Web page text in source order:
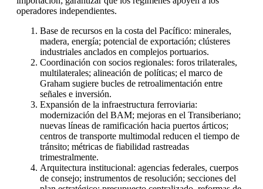
operadores independientes.
Base de recursos en la costa del Pacífico: minerales,
madera, energía; potencial de exportación; clústeres
industriales anclados en complejos portuarios.
Coordinación con socios regionales: foros trilaterales,
multilaterales; alineación de políticas; el marco de
Graham sugiere bucles de retroalimentación entre
señales e inversión.
Expansión de la infraestructura ferroviaria:
modernización del BAM; mejoras en el Transiberiano;
nuevas líneas de ramificación hacia puertos árticos;
centros de transporte multimodal reducen el tiempo de
tránsito; métricas de fiabilidad rastreadas
trimestralmente.
Arquitectura institucional: agencias federales, cuerpos
de consejo; instrumentos de resolución; secciones del